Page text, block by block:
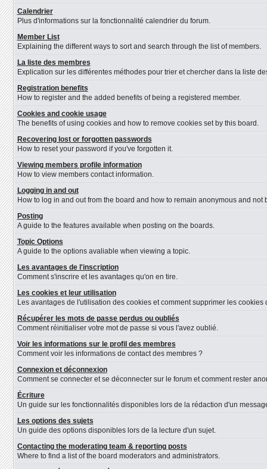
Calendrier
Plus d'informations sur la fonctionnalité calendrier du forum.
Member List
Explaining the different ways to sort and search through the list of members.
La liste des membres
Explication sur les différentes méthodes pour trier et chercher dans la liste
Registration benefits
How to register and the added benefits of being a registered member.
Cookies and cookie usage
The benefits of using cookies and how to remove cookies set by this board.
Recovering lost or forgotten passwords
How to reset your password if you've forgotten it.
Viewing members profile information
How to view members contact information.
Logging in and out
How to log in and out from the board and how to remain anonymous and not
Posting
A guide to the features available when posting on the boards.
Topic Options
A guide to the options avaliable when viewing a topic.
Les avantages de l'inscription
Comment s'inscrire et les avantages qu'on en tire.
Les cookies et leur utilisation
Les avantages de l'utilisation des cookies et comment supprimer les cookies
Récupérer les mots de passe perdus ou oubliés
Comment réinitialiser votre mot de passe si vous l'avez oublié.
Voir les informations sur le profil des membres
Comment voir les informations de contact des membres ?
Connexion et déconnexion
Comment se connecter et se déconnecter sur le forum et comment rester
Écriture
Un guide sur les fonctionnalités disponibles lors de la rédaction d'un
Les options des sujets
Un guide des options disponibles lors de la lecture d'un sujet.
Contacting the moderating team & reporting posts
Where to find a list of the board moderators and administrators.